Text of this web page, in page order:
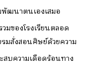
พัฒนาตนเองเสมอ
มของโรงเรียนตลอด
มสั่งสอนศิษย์ด้วยความ
สบความเดือดร้อนทาง